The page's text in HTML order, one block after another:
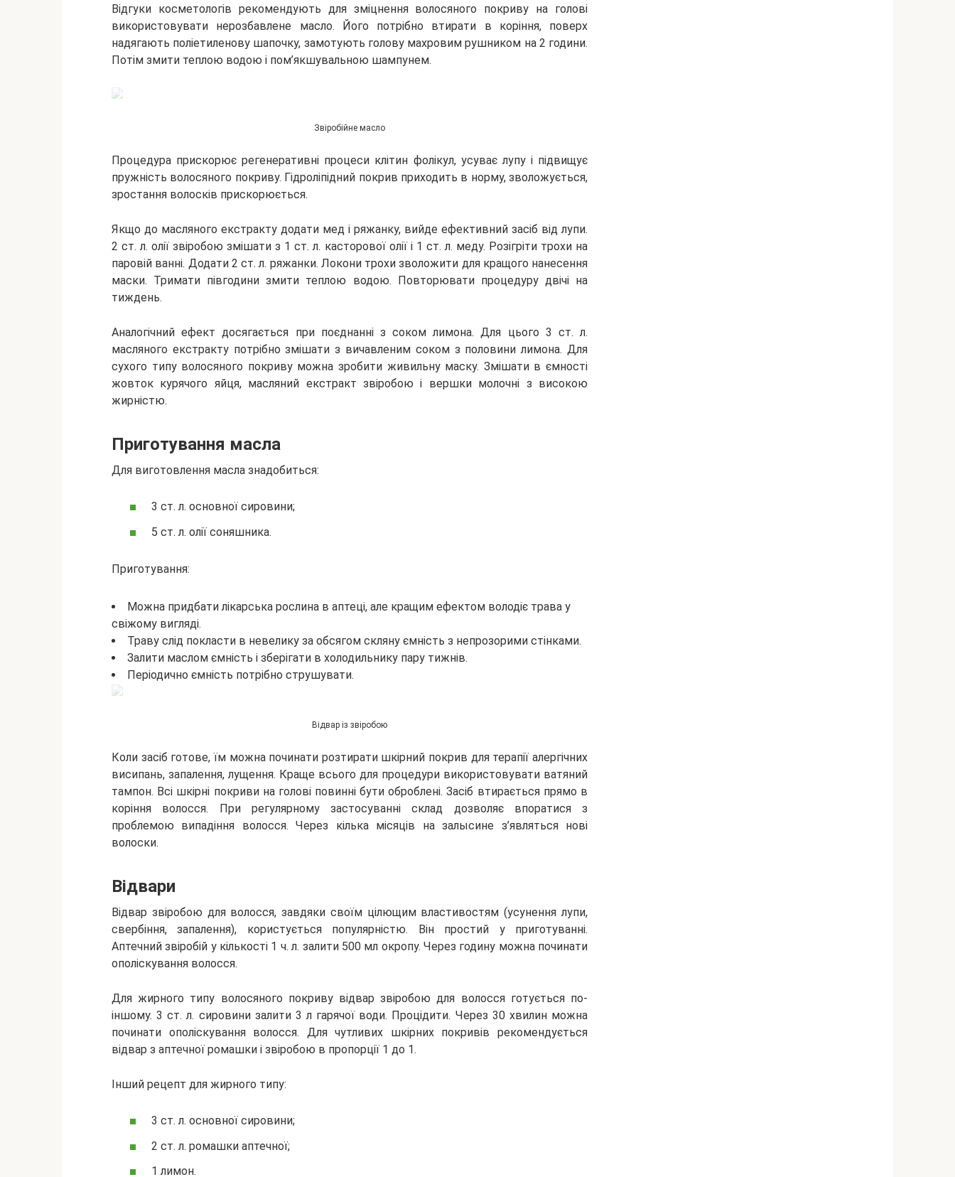
Відгуки косметологів рекомендують для зміцнення волосяного покриву на голові
використовувати нерозбавлене масло. Його потрібно втирати в коріння, поверх
надягають поліетиленову шапочку, замотують голову махровим рушником на 2 години.
Потім змити теплою водою і пом’якшувальною шампунем.
Звіробійне масло
Процедура прискорює регенеративні процеси клітин фолікул, усуває лупу і підвищує
пружність волосяного покриву. Гідроліпідний покрив приходить в норму, зволожується,
зростання волосків прискорюється.
Якщо до масляного екстракту додати мед і ряжанку, вийде ефективний засіб від лупи.
2 ст. л. олії звіробою змішати з 1 ст. л. касторової олії і 1 ст. л. меду. Розігріти трохи на
паровій ванні. Додати 2 ст. л. ряжанки. Локони трохи зволожити для кращого нанесення
маски. Тримати півгодини змити теплою водою. Повторювати процедуру двічі на
тиждень.
Аналогічний ефект досягається при поєднанні з соком лимона. Для цього 3 ст. л.
масляного екстракту потрібно змішати з вичавленим соком з половини лимона. Для
сухого типу волосяного покриву можна зробити живильну маску. Змішати в ємності
жовток курячого яйця, масляний екстракт звіробою і вершки молочні з високою
жирністю.
Приготування масла
Для виготовлення масла знадобиться:
3 ст. л. основної сировини;
5 ст. л. олії соняшника.
Приготування:
Можна придбати лікарська рослина в аптеці, але кращим ефектом володіє трава у
свіжому вигляді.
Траву слід покласти в невелику за обсягом скляну ємність з непрозорими стінками.
Залити маслом ємність і зберігати в холодильнику пару тижнів.
Періодично ємність потрібно струшувати.
Відвар із звіробою
Коли засіб готове, їм можна починати розтирати шкірний покрив для терапії алергічних
висипань, запалення, лущення. Краще всього для процедури використовувати ватяний
тампон. Всі шкірні покриви на голові повинні бути оброблені. Засіб втирається прямо в
коріння волосся. При регулярному застосуванні склад дозволяє впоратися з
проблемою випадіння волосся. Через кілька місяців на залысине з’являться нові
волоски.
Відвари
Відвар звіробою для волосся, завдяки своїм цілющим властивостям (усунення лупи,
свербіння, запалення), користується популярністю. Він простий у приготуванні.
Аптечний звіробій у кількості 1 ч. л. залити 500 мл окропу. Через годину можна починати
ополіскування волосся.
Для жирного типу волосяного покриву відвар звіробою для волосся готується по-
іншому. 3 ст. л. сировини залити 3 л гарячої води. Процідити. Через 30 хвилин можна
починати ополіскування волосся. Для чутливих шкірних покривів рекомендується
відвар з аптечної ромашки і звіробою в пропорції 1 до 1.
Інший рецепт для жирного типу:
3 ст. л. основної сировини;
2 ст. л. ромашки аптечної;
1 лимон.